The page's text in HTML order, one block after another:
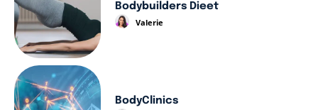
Bodybuilders Dieet
Valerie
BodyClinics